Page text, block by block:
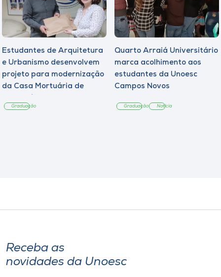
Estudantes de Arquitetura
e Urbanismo desenvolvem
projeto para modernização
da Casa Mortuária de
Graduação
Quarto Arraiá Universitário
marca acolhimento aos
estudantes da Unoesc
Campos Novos
Graduação Notícia
Receba as
novidades da Unoesc